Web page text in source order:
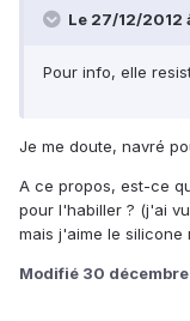
Le 27/12/2012
Pour info, elle
Je me doute, navré
A ce propos, est-ce
pour l'habiller ? (j'ai
mais j'aime le silicone
Modifié 30